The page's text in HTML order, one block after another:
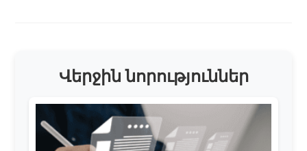
Վերջին նորություններ